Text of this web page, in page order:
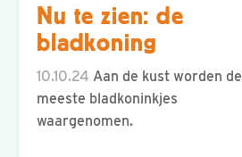
Nu te zien: de
bladkoning
10.10.24 Aan de kust worden de
meeste bladkoninkjes
waargenomen.